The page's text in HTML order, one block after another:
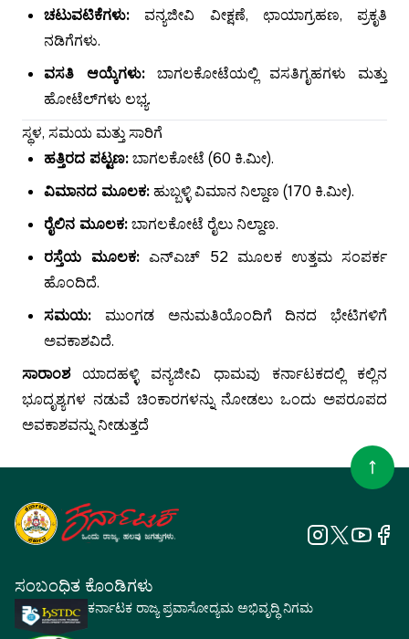
ಚಟುವಟಿಕೆಗಳು: ವನ್ಯಜೀವಿ ವೀಕ್ಷಣೆ, ಛಾಯಾಗ್ರಹಣ, ಪ್ರಕೃತಿ
ನಡಿಗೆಗಳು.
ವಸತಿ ಆಯ್ಕೆಗಳು:ಬಾಗಲಕೋಟೆಯಲ್ಲಿ ವಸತಿಗೃಹಗಳು ಮತ್ತು
ಹೋಟೆಲ್‌ಗಳು ಲಭ್ಯ.
ಸ್ಥಳ, ಸಮಯ ಮತ್ತು ಸಾರಿಗೆ
ಹತ್ತಿರದ ಪಟ್ಟಣ:ಬಾಗಲಕೋಟೆ (60 ಕಿ.ಮೀ).
ವಿಮಾನದ ಮೂಲಕ: ಹುಬ್ಬಳ್ಳಿ ವಿಮಾನ ನಿಲ್ದಾಣ (170 ಕಿ.ಮೀ).
ರೈಲಿನ ಮೂಲಕ:ಬಾಗಲಕೋಟೆ ರೈಲು ನಿಲ್ದಾಣ.
ರಸ್ತೆಯ ಮೂಲಕ: ಎನ್‌ಎಚ್ 52 ಮೂಲಕ ಉತ್ತಮ ಸಂಪರ್ಕ
ಹೊಂದಿದೆ.
ಸಮಯ: ಮುಂಗಡ ಅನುಮತಿಯೊಂದಿಗೆ ದಿನದ ಭೇಟಿಗಳಿಗೆ
ಅವಕಾಶವಿದೆ.
ಸಾರಾಂಶಯಾದಹಳ್ಳಿ ವನ್ಯಜೀವಿ ಧಾಮವು ಕರ್ನಾಟಕದಲ್ಲಿ ಕಲ್ಲಿನ
ಭೂದೃಶ್ಯಗಳ ನಡುವೆ ಚಿಂಕಾರಗಳನ್ನು ನೋಡಲು ಒಂದು ಅಪರೂಪದ
ಅವಕಾಶವನ್ನು ನೀಡುತ್ತದೆ
ಸಂಬಂಧಿತ ಕೊಂಡಿಗಳು
ಕರ್ನಾಟಕ ರಾಜ್ಯ ಪ್ರವಾಸೋದ್ಯಮ ಅಭಿವೃದ್ಧಿ ನಿಗಮ